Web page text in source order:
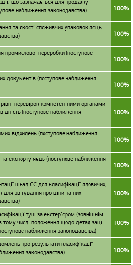
що зазначається для продажу
наближення законодавства)
100%
та якості споживчих упаковок яєць
100%
промислової переробки (поступове
100%
документів (поступове наближення
100%
перевірок компетентними органами
(поступове наближення
100%
відхилень (поступове наближення
100%
експорту яєць (поступове наближення
100%
шкал ЄС для класифікації яловичих,
звітування про ціни на них
100%
туш за екстер’єром (зовнішнім
числі положення щодо деталізації
наближення законодавства)
100%
про результати класифікації
законодавства)
100%